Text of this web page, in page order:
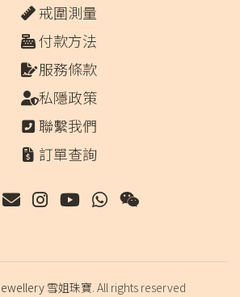
戒圍測量
付款方法
服務條款
私隱政策
聯繫我們
訂單查詢
雪姐珠寶. All rights reserved